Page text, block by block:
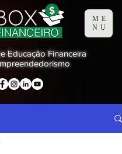
ME
NU
Educação Financeira